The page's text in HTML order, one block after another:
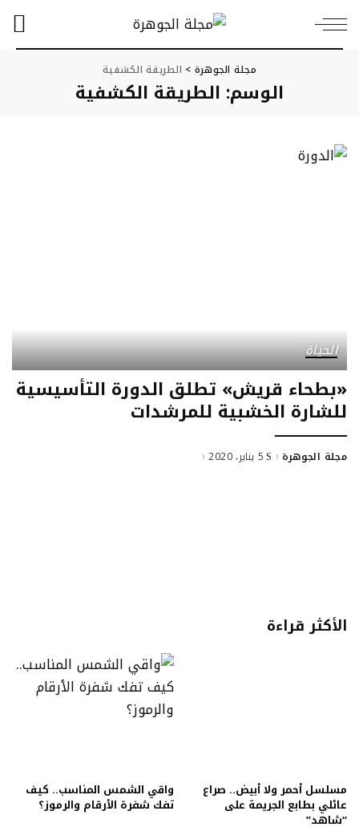
مجلة الجوهرة > الطريقة الكشفية
الوسم: الطريقة الكشفية
الحياة
«بطحاء قريش» تطلق الدورة التأسيسية
للشارة الخشبية للمرشدات
Posted
مجلة الجوهرة 5 يناير، 2020
الأكثر قراءة
مسلسل أحمر ولا أبيض.. صراع
عائلي بطابع الجريمة على
“شاهد”
واقي الشمس المناسب.. كيف
تفك شفرة الأرقام والرموز؟